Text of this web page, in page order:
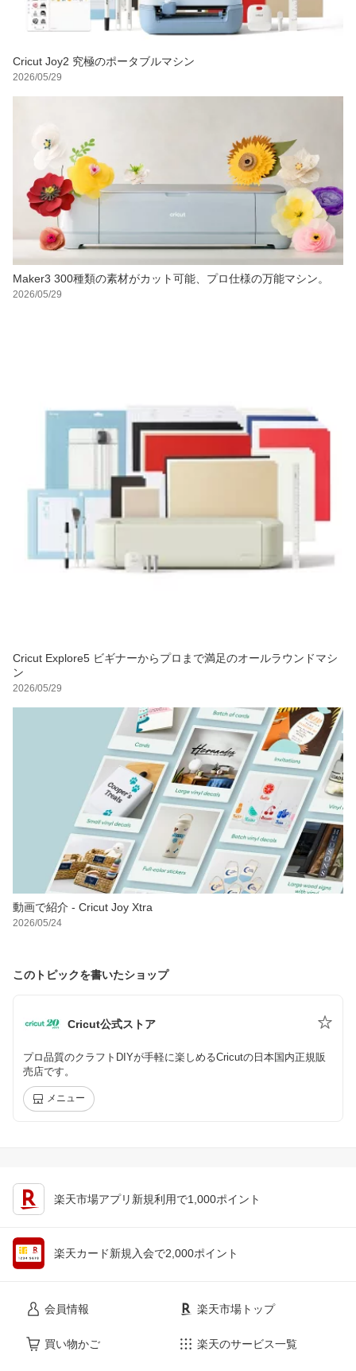
Cricut Joy2 究極のポータブルマシン
2026/05/29
Maker3 300種類の素材がカット可能、プロ仕様の万能マシン。
2026/05/29
Cricut Explore5 ビギナーからプロまで満足のオールラウンドマシ
ン
2026/05/29
動画で紹介 - Cricut Joy Xtra
2026/05/24
このトピックを書いたショップ
Cricut公式ストア
プロ品質のクラフトDIYが手軽に楽しめるCricutの日本国内正規販
売店です。
メニュー
楽天市場アプリ新規利用で1,000ポイント
楽天カード新規入会で2,000ポイント
会員情報
買い物かご
楽天市場トップ
楽天のサービス一覧